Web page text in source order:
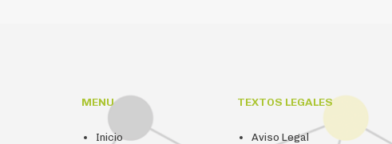
MENU
Inicio
TEXTOS LEGALES
Aviso Legal